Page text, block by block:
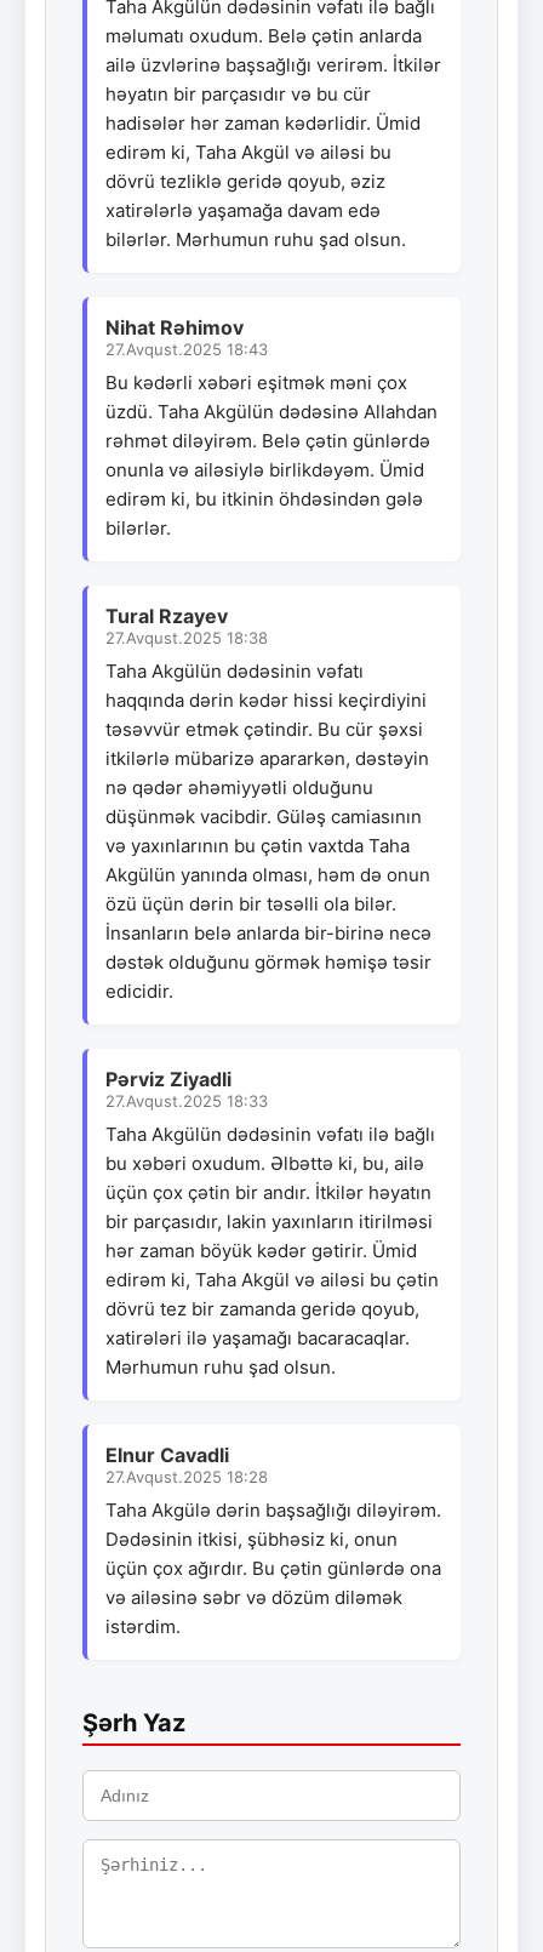
Taha Akgülün dədəsinin vəfatı ilə bağlı
məlumatı oxudum. Belə çətin anlarda
ailə üzvlərinə başsağlığı verirəm. İtkilər
həyatın bir parçasıdır və bu cür
hadisələr hər zaman kədərlidir. Ümid
edirəm ki, Taha Akgül və ailəsi bu
dövrü tezliklə geridə qoyub, əziz
xatirələrlə yaşamağa davam edə
bilərlər. Mərhumun ruhu şad olsun.
Nihat Rəhimov
27.Avqust.2025 18:43
Bu kədərli xəbəri eşitmək məni çox
üzdü. Taha Akgülün dədəsinə Allahdan
rəhmət diləyirəm. Belə çətin günlərdə
onunla və ailəsiylə birlikdəyəm. Ümid
edirəm ki, bu itkinin öhdəsindən gələ
bilərlər.
Tural Rzayev
27.Avqust.2025 18:38
Taha Akgülün dədəsinin vəfatı
haqqında dərin kədər hissi keçirdiyini
təsəvvür etmək çətindir. Bu cür şəxsi
itkilərlə mübarizə apararkən, dəstəyin
nə qədər əhəmiyyətli olduğunu
düşünmək vacibdir. Güləş camiasının
və yaxınlarının bu çətin vaxtda Taha
Akgülün yanında olması, həm də onun
özü üçün dərin bir təsəlli ola bilər.
İnsanların belə anlarda bir-birinə necə
dəstək olduğunu görmək həmişə təsir
edicidir.
Pərviz Ziyadli
27.Avqust.2025 18:33
Taha Akgülün dədəsinin vəfatı ilə bağlı
bu xəbəri oxudum. Əlbəttə ki, bu, ailə
üçün çox çətin bir andır. İtkilər həyatın
bir parçasıdır, lakin yaxınların itirilməsi
hər zaman böyük kədər gətirir. Ümid
edirəm ki, Taha Akgül və ailəsi bu çətin
dövrü tez bir zamanda geridə qoyub,
xatirələri ilə yaşamağı bacaracaqlar.
Mərhumun ruhu şad olsun.
Elnur Cavadli
27.Avqust.2025 18:28
Taha Akgülə dərin başsağlığı diləyirəm.
Dədəsinin itkisi, şübhəsiz ki, onun
üçün çox ağırdır. Bu çətin günlərdə ona
və ailəsinə səbr və dözüm diləmək
istərdim.
Şərh Yaz